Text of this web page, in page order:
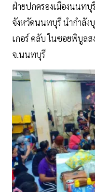
ฝ่ายปกครองเมืองนนท
จังหวัดนนทบุรี นำกำลั
เกอร์ คลับ ในซอยพิบูลส
จ.นนทบุรี